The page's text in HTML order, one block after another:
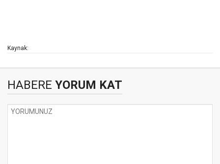
Kaynak:
HABERE YORUM KAT